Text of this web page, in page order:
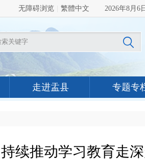
无障碍浏览 繁體中文 2026年8月6
走进盂县 专题专
续推动学习教育走